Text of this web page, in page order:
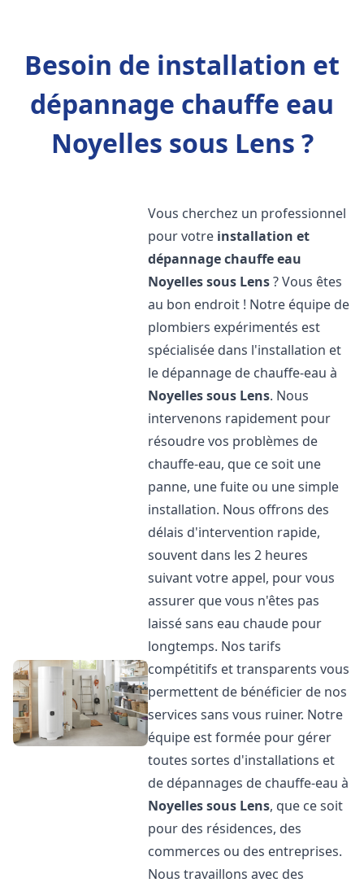
Besoin de installation et
dépannage chauffe eau
Noyelles sous Lens ?
Vous cherchez un professionnel
pour votre installation et
dépannage chauffe eau
Noyelles sous Lens? Vous êtes
au bon endroit ! Notre équipe de
plombiers expérimentés est
spécialisée dans l'installation et
le dépannage de chauffe-eau à
Noyelles sous Lens. Nous
intervenons rapidement pour
résoudre vos problèmes de
chauffe-eau, que ce soit une
panne, une fuite ou une simple
installation. Nous offrons des
délais d'intervention rapide,
souvent dans les 2 heures
suivant votre appel, pour vous
assurer que vous n'êtes pas
laissé sans eau chaude pour
longtemps. Nos tarifs
compétitifs et transparents vous
permettent de bénéficier de nos
services sans vous ruiner. Notre
équipe est formée pour gérer
toutes sortes d'installations et
de dépannages de chauffe-eau à
Noyelles sous Lens, que ce soit
pour des résidences, des
commerces ou des entreprises.
Nous travaillons avec des